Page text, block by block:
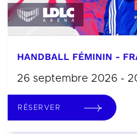
HANDBALL FÉMININ -
26 septembre 2026 -
RÉSERVER